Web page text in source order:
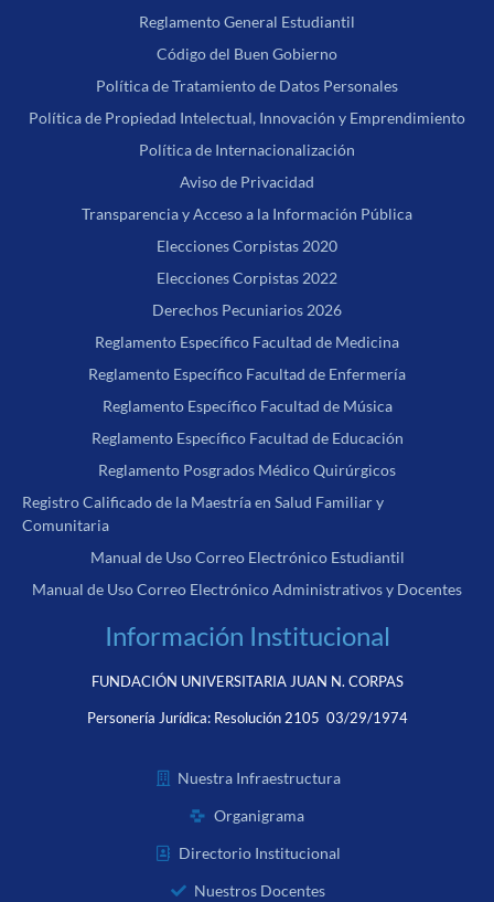
Reglamento General Estudiantil
Código del Buen Gobierno
Política de Tratamiento de Datos Personales
Política de Propiedad Intelectual, Innovación y Emprendimiento
Política de Internacionalización
Aviso de Privacidad
Transparencia y Acceso a la Información Pública
Elecciones Corpistas 2020
Elecciones Corpistas 2022
Derechos Pecuniarios 2026
Reglamento Específico Facultad de Medicina
Reglamento Específico Facultad de Enfermería
Reglamento Específico Facultad de Música
Reglamento Específico Facultad de Educación
Reglamento Posgrados Médico Quirúrgicos
Registro Calificado de la Maestría en Salud Familiar y
Comunitaria
Manual de Uso Correo Electrónico Estudiantil
Manual de Uso Correo Electrónico Administrativos y Docentes
Información Institucional
FUNDACIÓN UNIVERSITARIA JUAN N. CORPAS
Personería Jurídica: Resolución 2105 03/29/1974
Nuestra Infraestructura
Organigrama
Directorio Institucional
Nuestros Docentes